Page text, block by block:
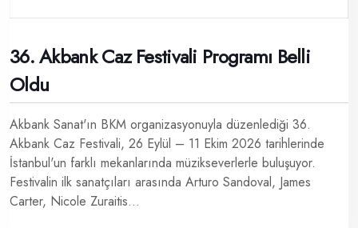
36. Akbank Caz Festivali Programı Belli
Oldu
Akbank Sanat'ın BKM organizasyonuyla düzenlediği 36.
Akbank Caz Festivali, 26 Eylül – 11 Ekim 2026 tarihlerinde
İstanbul'un farklı mekanlarında müzikseverlerle buluşuyor.
Festivalin ilk sanatçıları arasında Arturo Sandoval, James
Carter, Nicole Zuraitis...